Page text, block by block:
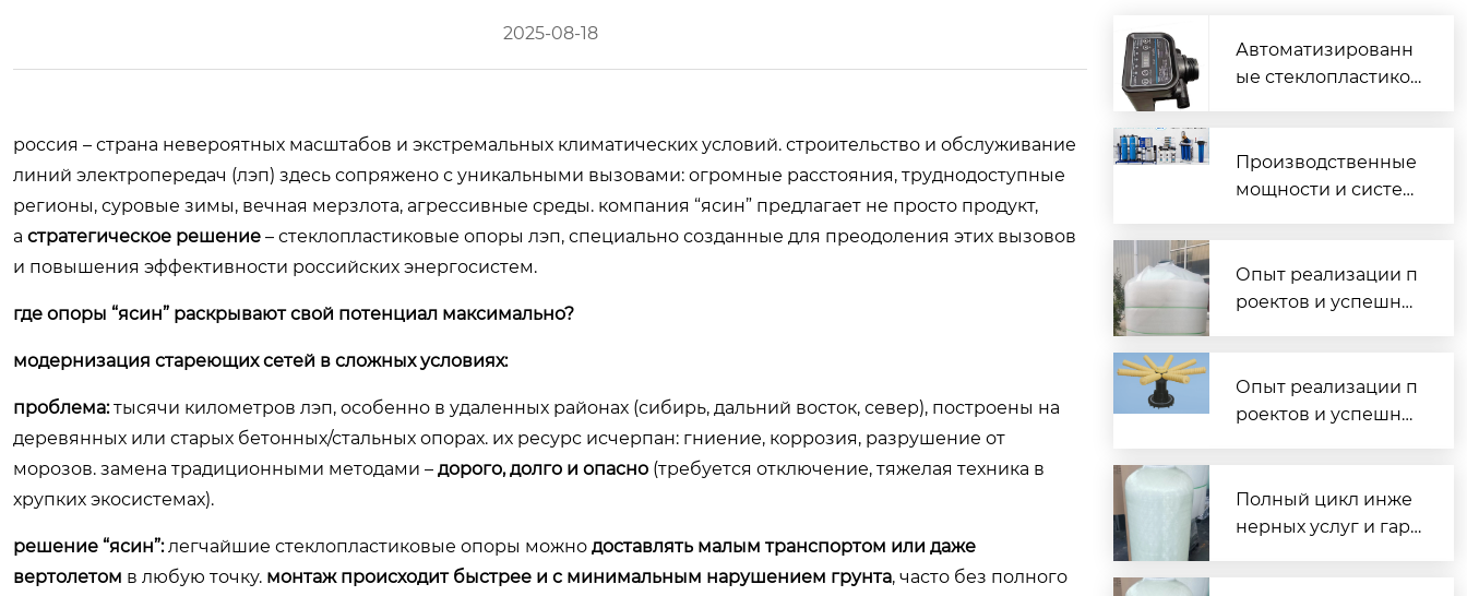
2025-08-18
россия – страна невероятных масштабов и экстремальных климатических условий. строительство и обслуживание
линий электропередач (лэп) здесь сопряжено с уникальными вызовами: огромные расстояния, труднодоступные
регионы, суровые зимы, вечная мерзлота, агрессивные среды. компания “ясин” предлагает не просто продукт,
а стратегическое решение – стеклопластиковые опоры лэп, специально созданные для преодоления этих вызовов
и повышения эффективности российских энергосистем.
где опоры “ясин” раскрывают свой потенциал максимально?
модернизация стареющих сетей в сложных условиях:
проблема:тысячи километров лэп, особенно в удаленных районах (сибирь, дальний восток, север), построены на
деревянных или старых бетонных/стальных опорах. их ресурс исчерпан: гниение, коррозия, разрушение от
морозов. замена традиционными методами – дорого, долго и опасно (требуется отключение, тяжелая техника в
хрупких экосистемах).
решение “ясин”:легчайшие стеклопластиковые опоры можно доставлять малым транспортом или даже
вертолетом в любую точку. монтаж происходит быстрее и с минимальным нарушением грунта, часто без полного
Автоматизированн
ые стеклопластиков
ого и муниципальн
ого назначения
Производственные
мощности и систем
очистного оборудо
вания
Опыт реализации п
роектов и успешны
в по всей России
Опыт реализации п
роектов и успешны
в по всей России
Полный цикл инже
нерных услуг и гара